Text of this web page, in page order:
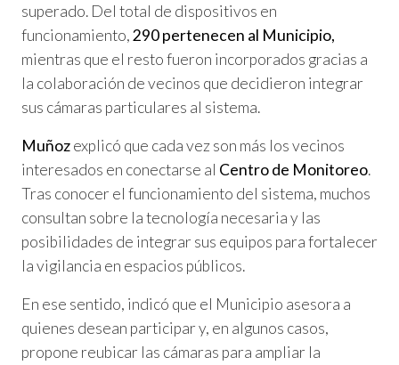
superado. Del total de dispositivos en
funcionamiento,290 pertenecen al Municipio,
mientras que el resto fueron incorporados gracias a
la colaboración de vecinos que decidieron integrar
sus cámaras particulares al sistema.
Muñozexplicó que cada vez son más los vecinos
interesados en conectarse al Centro de Monitoreo.
Tras conocer el funcionamiento del sistema, muchos
consultan sobre la tecnología necesaria y las
posibilidades de integrar sus equipos para fortalecer
la vigilancia en espacios públicos.
En ese sentido, indicó que el Municipio asesora a
quienes desean participar y, en algunos casos,
propone reubicar las cámaras para ampliar la